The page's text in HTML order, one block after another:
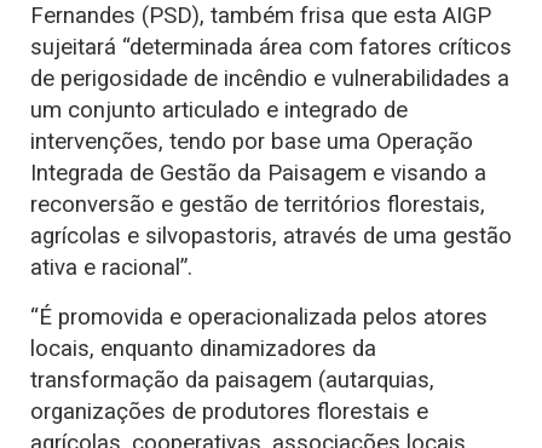
Fernandes (PSD), também frisa que esta AIGP
sujeitará “determinada área com fatores críticos
de perigosidade de incêndio e vulnerabilidades a
um conjunto articulado e integrado de
intervenções, tendo por base uma Operação
Integrada de Gestão da Paisagem e visando a
reconversão e gestão de territórios florestais,
agrícolas e silvopastoris, através de uma gestão
ativa e racional”.
“É promovida e operacionalizada pelos atores
locais, enquanto dinamizadores da
transformação da paisagem (autarquias,
organizações de produtores florestais e